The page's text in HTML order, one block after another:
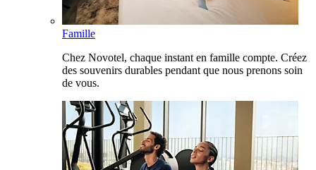
Famille
Chez Novotel, chaque instant en famille compte. Créez
des souvenirs durables pendant que nous prenons soin
de vous.